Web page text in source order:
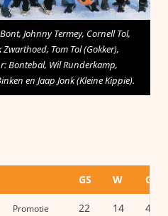
Johnny Termey, Cornell Tol,
Zwarthoed, Tom Tol (Gokker),
Bontebal, Wil Runderkamp,
en Jaap Jonk (Kleine Kippie).
GS W G
Promotie 22 14 4